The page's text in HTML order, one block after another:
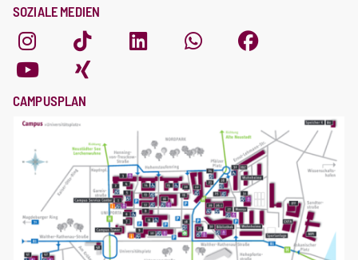
SOZIALE MEDIEN
CAMPUSPLAN